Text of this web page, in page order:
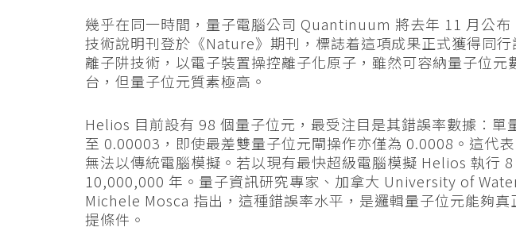
幾乎在同一時間，量子電腦公司 Quantinuum 將去年 11 月公
技術說明刊登於《Nature》期刊，標誌着這項成果正式獲得同
離子阱技術，以電子裝置操控離子化原子，雖然可容納量子位元
台，但量子位元質素極高。
Helios 目前設有 98 個量子位元，最受注目是其錯誤率數據：單
至 0.00003，即使最差雙量子位元閘操作亦僅為 0.0008。這代
無法以傳統電腦模擬。若以現有最快超級電腦模擬 Helios 執行
10,000,000 年。量子資訊研究專家、加拿大 University of
Michele Mosca 指出，這種錯誤率水平，是邏輯量子位元能夠真
提條件。